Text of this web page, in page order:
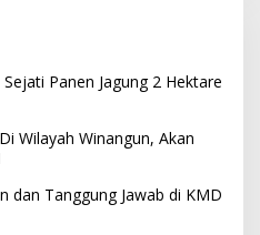
Panen Jagung 2 Hektare
Wilayah Winangun, Akan
dan Tanggung Jawab di KMD